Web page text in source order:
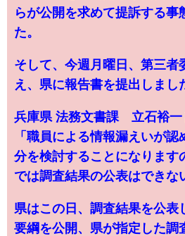
らが公開を求めて提訴する事
た。
そして、今週月曜日、第三者
え、県に報告書を提出しまし
兵庫県 法務文書課 立石裕一
「職員による情報漏えいが
分を検討することになります
では調査結果の公表はできな
県はこの日、調査結果を公表
要綱を公開、県が指定した調